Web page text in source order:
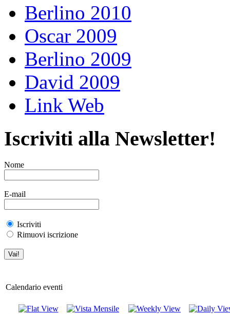
Berlino 2010
Oscar 2009
Berlino 2009
David 2009
Link Web
Iscriviti alla Newsletter!
Nome
E-mail
Iscriviti
Rimuovi iscrizione
Calendario eventi